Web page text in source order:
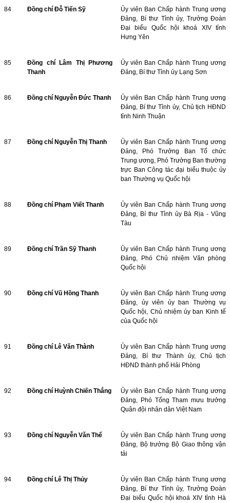
84 Đồng chí Đỗ Tiến Sỹ
Ủy viên Ban Chấp hành Trung ương
Đảng, Bí thư Tỉnh ủy, Trưởng Đoàn
Đại biểu Quốc hội khoá XIV tỉnh
Hưng Yên
85
Đồng chí Lâm Thị Phương
Thanh
Ủy viên Ban Chấp hành Trung ương
Đảng, Bí thư Tỉnh ủy Lạng Sơn
86 Đồng chí Nguyễn Đức Thanh
Ủy viên Ban Chấp hành Trung ương
Đảng, Bí thư Tỉnh ủy, Chủ tịch HĐND
tỉnh Ninh Thuận
87 Đồng chí Nguyễn Thị Thanh
Ủy viên Ban Chấp hành Trung ương
Đảng, Phó Trưởng Ban Tổ chức
Trung ương, Phó Trưởng Ban thường
trực Ban Công tác đại biểu thuộc ủy
ban Thường vụ Quốc hội
88 Đồng chí Phạm Viết Thanh
Ủy viên Ban Chấp hành Trung ương
Đảng, Bí thư Tỉnh ủy Bà Rịa - Vũng
Tàu
89 Đồng chí Trần Sỹ Thanh
Ủy viên Ban Chấp hành Trung ương
Đảng, Phó Chủ nhiệm Văn phòng
Quốc hội
90 Đồng chí Vũ Hồng Thanh
Ủy viên Ban Chấp hành Trung ương
Đảng, ủy viên ủy ban Thường vụ
Quốc hội, Chủ nhiệm ủy ban Kinh tế
của Quốc hội
91 Đồng chí Lê Văn Thành
Ủy viên Ban Chấp hành Trung ương
Đảng, Bí thư Thành ủy, Chủ tịch
HĐND thành phố Hải Phòng
92 Đồng chí Huỳnh Chiến Thắng
Ủy viên Ban Chấp hành Trung ương
Đảng, Phó Tổng Tham mưu trưởng
Quân đội nhân dân Việt Nam
93 Đồng chí Nguyễn Văn Thể
Ủy viên Ban Chấp hành Trung ương
Đảng, Bộ trưởng Bộ Giao thông vận
tải
94 Đồng chí Lê Thị Thủy
Ủy viên Ban Chấp hành Trung ương
Đảng, Bí thư Tỉnh ủy, Trưởng Đoàn
Đại biểu Quốc hội khoá XIV tỉnh Hà